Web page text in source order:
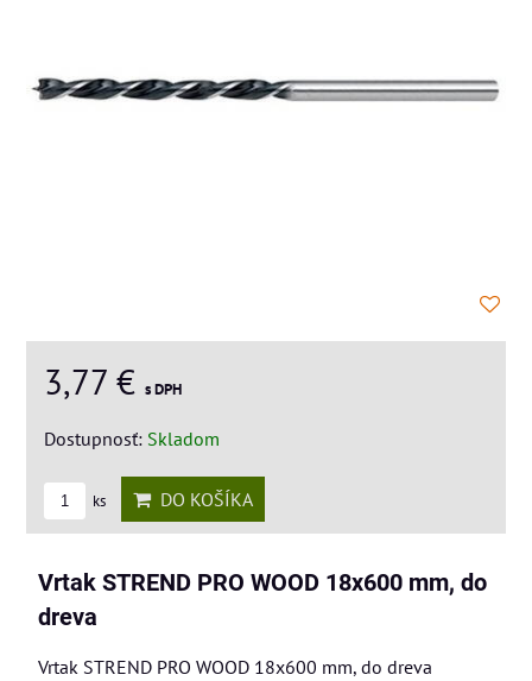
3,77 € s DPH
Dostupnosť: Skladom
ks DO KOŠÍKA
Vrtak STREND PRO WOOD 18x600 mm, do
dreva
Vrtak STREND PRO WOOD 18x600 mm, do dreva